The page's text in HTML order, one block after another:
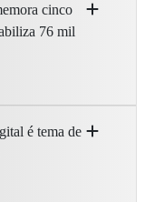
cinco
76 mil
é tema de